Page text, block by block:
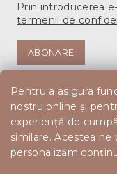
Pentru a asigura
nostru online și
experiență de
similare. Acestea ne
personalizăm
Prin introducerea
termenii de
ABONARE